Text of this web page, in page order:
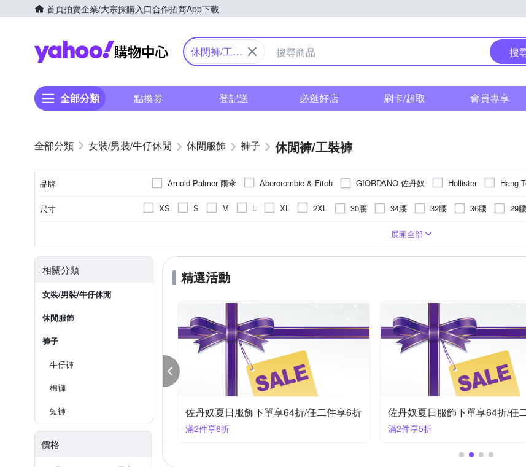
首頁拍賣企業/大宗採購入口合作招商App下載
Yahoo購物中心
休閒褲/工裝
搜
全部分類 點換券 登記送 必逛好店 刷卡/超取 會員專享
女裝/男裝/牛仔休閒 休閒服飾 褲子 休閒褲/工裝褲
品牌 Arnold Palmer 雨傘 Abercrombie & Fitch GIORDANO 佐丹奴 Hollister Hang
Tommy Hilfiger
尺寸 XS S M L XL 2XL 30腰 34腰 32腰 36腰 29腰
展開全部
相關分類
女裝/男裝/牛仔休閒
休閒服飾
褲子
牛仔褲
棉褲
短褲
價格
精選活動
出清特惠滿件最高5折 佐丹奴夏日服飾下單享64折/任二件享6折
滿2件享6折
佐丹奴夏日服飾下單享64折/任
滿2件享5折